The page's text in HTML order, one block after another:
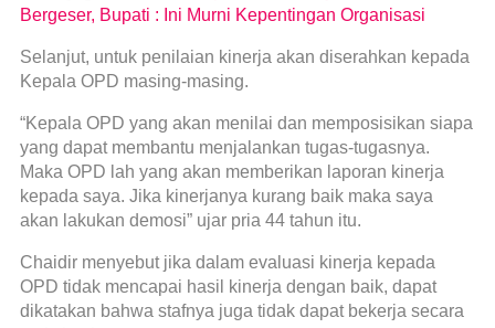
Bergeser, Bupati : Ini Murni Kepentingan Organisasi
Selanjut, untuk penilaian kinerja akan diserahkan kepada
Kepala OPD masing-masing.
“Kepala OPD yang akan menilai dan memposisikan siapa
yang dapat membantu menjalankan tugas-tugasnya.
Maka OPD lah yang akan memberikan laporan kinerja
kepada saya. Jika kinerjanya kurang baik maka saya
akan lakukan demosi” ujar pria 44 tahun itu.
Chaidir menyebut jika dalam evaluasi kinerja kepada
OPD tidak mencapai hasil kinerja dengan baik, dapat
dikatakan bahwa stafnya juga tidak dapat bekerja secara